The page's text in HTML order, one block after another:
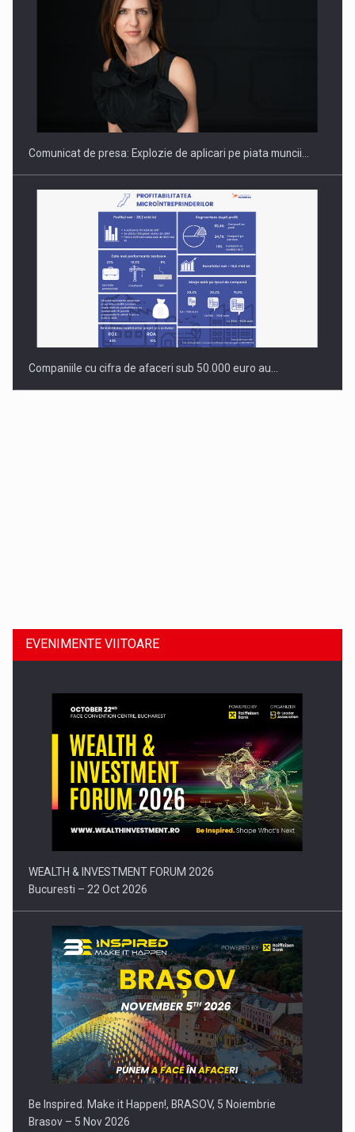
Hard Enduro Piatra Craiului 2026, fueled by benzinariile RO…
Comunicat de presa: Explozie de aplicari pe piata muncii…
Companiile cu cifra de afaceri sub 50.000 euro au…
Comunicat de presa: Joburile part-time reincep sa intre pe…
EVENIMENTE VIITOARE
WEALTH & INVESTMENT FORUM 2026
Bucuresti – 22 Oct 2026
Be Inspired. Make it Happen!, BRASOV, 5 Noiembrie
Brasov – 5 Nov 2026